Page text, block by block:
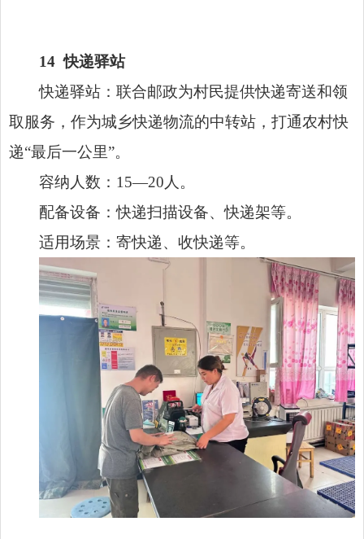
14快递驿站
快递驿站：联合邮政为村民提供快递寄送和领
取服务，作为城乡快递物流的中转站，打通农村快
递“最后一公里”。
容纳人数：15—20人。
配备设备：快递扫描设备、快递架等。
适用场景：寄快递、收快递等。